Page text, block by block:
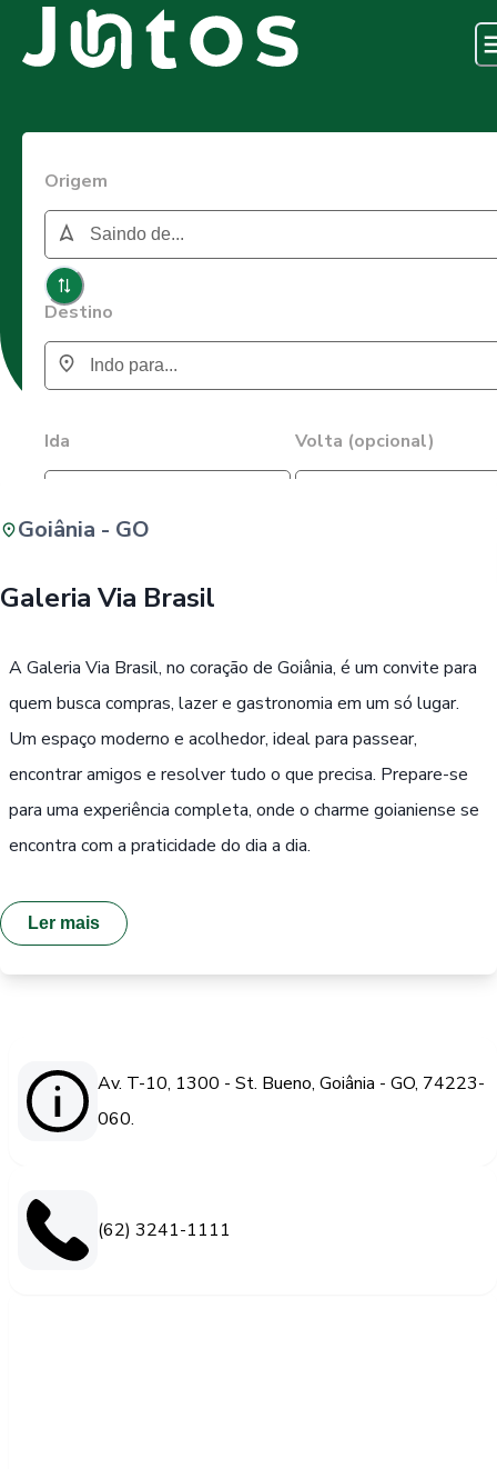
Origem
Destino
Ida Volta (opcional)
Goiânia - GO
Galeria Via Brasil
A Galeria Via Brasil, no coração de Goiânia, é um convite para
quem busca compras, lazer e gastronomia em um só lugar.
Um espaço moderno e acolhedor, ideal para passear,
encontrar amigos e resolver tudo o que precisa. Prepare-se
para uma experiência completa, onde o charme goianiense se
encontra com a praticidade do dia a dia.
Ler mais
Av. T-10, 1300 - St. Bueno, Goiânia - GO, 74223-
060.
(62) 3241-1111